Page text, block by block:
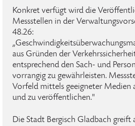
Konkret verfügt wird die
Messstellen in der
48.26:
aus Gründen der
entsprechend den Sach- und
vorrangig zu gewährleisten.
Vorfeld mittels geeigneter Medien
und zu veröffentlichen."
Die Stadt Bergisch Gladbach greift